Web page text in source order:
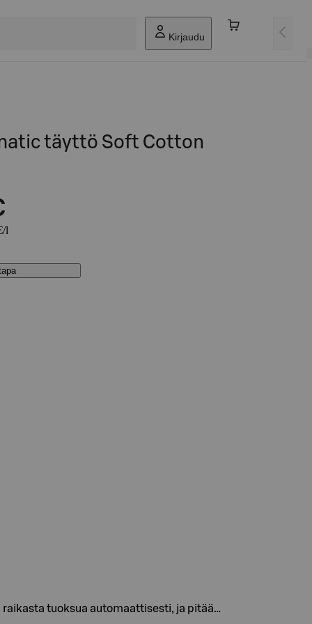
Kirjaudu
täyttö Soft Cotton
l
tuoksua automaattisesti, ja pitää…